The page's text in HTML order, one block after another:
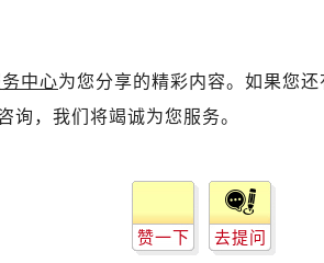
中心为您分享的精彩内容。如果您
询，我们将竭诚为您服务。
赞一下 去提问